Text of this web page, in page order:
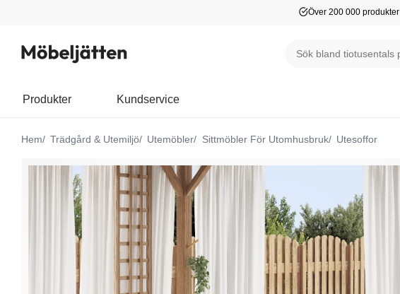
Över 200 000 produkter
Produkter Kundservice
Hem Trädgård & Utemiljö Utemöbler Sittmöbler För Utomhusbruk Utesoffor